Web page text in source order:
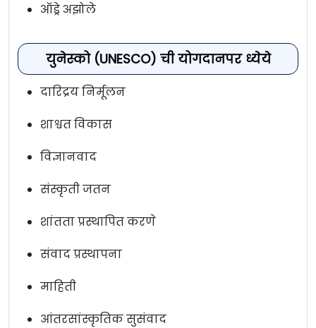
ऑड्रे अझोले
युनेस्को (UNESCO) ची योगदानपर ध्येये
दारिद्रय निर्मूलन
शाश्वत विकास
विज्ञानवाद
संस्कृती जतन
शांतता प्रस्थापित करणे
संवाद प्रस्थापना
माहिती
आंतरसांस्कृतिक सुसंवाद